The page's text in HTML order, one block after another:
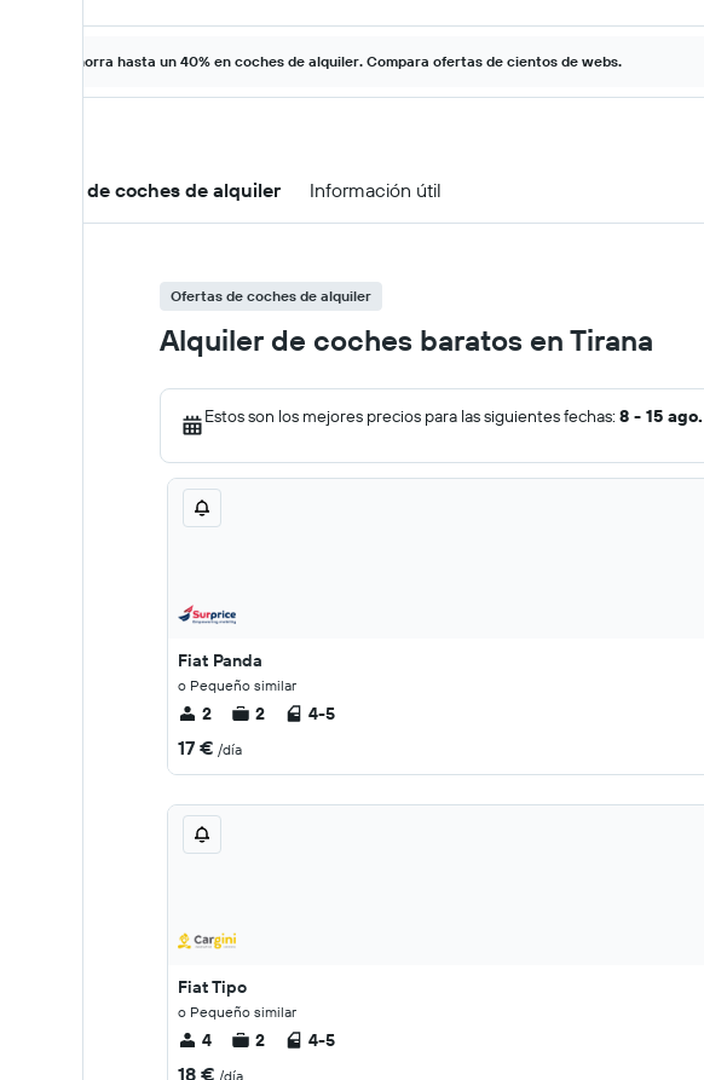
Ahorra hasta un 40% en coches de alquiler. Compara ofertas de cientos de webs.
Ofertas de coches de alquiler Información útil
Ofertas de coches de alquiler
Alquiler de coches baratos en Tirana
Estos son los mejores precios para las siguientes fechas: 8 - 15 ago.
Fiat Panda
o Pequeño similar
2 2 4-5
17 € /día
Fiat Tipo
o Pequeño similar
4 2 4-5
18 € /día